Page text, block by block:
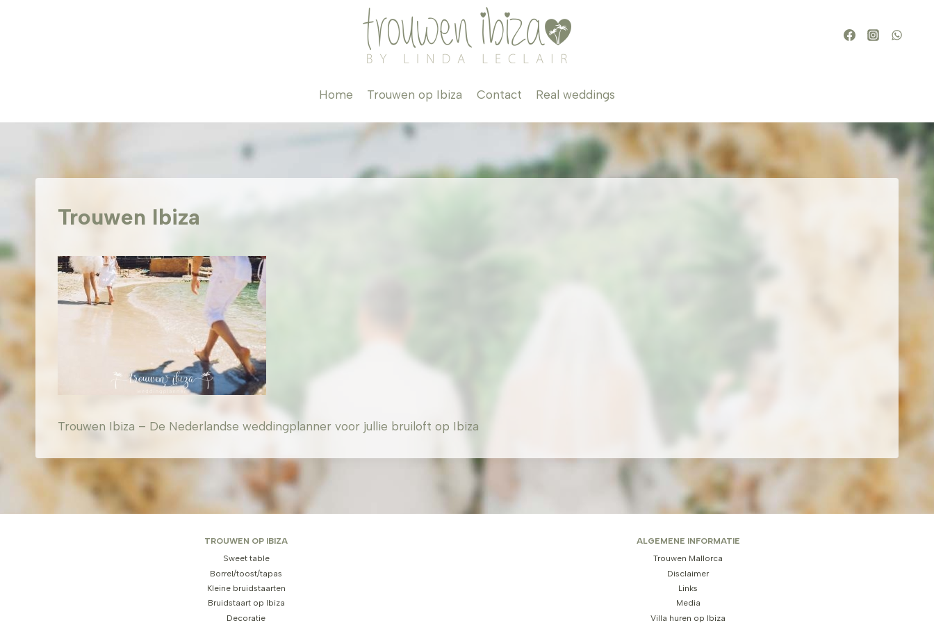
Home Trouwen op Ibiza Contact Real weddings
Trouwen Ibiza
Trouwen Ibiza – De Nederlandse weddingplanner voor jullie bruiloft op Ibiza
TROUWEN OP IBIZA
Sweet table
Borrel/toost/tapas
Kleine bruidstaarten
Bruidstaart op Ibiza
Decoratie
ALGEMENE INFORMATIE
Trouwen Mallorca
Disclaimer
Links
Media
Villa huren op Ibiza